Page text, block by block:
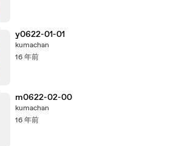
y0622-01-01
kumachan
16 年前
m0622-02-00
kumachan
16 年前